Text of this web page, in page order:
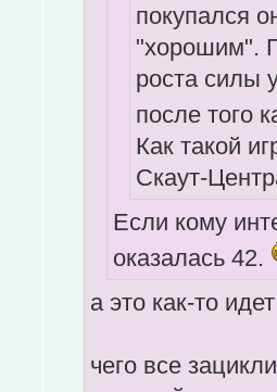
покупался
"хорошим".
роста силы
после того
Как такой
Скаут-
Если кому
оказалась 42.
а это как-то
чего все